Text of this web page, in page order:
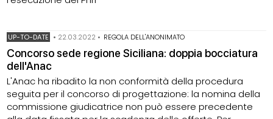
UP-TO-DATE • 22.03.2022 • REGOLA DELL'ANONIMATO
Concorso sede regione Siciliana: doppia bocciatura
dell'Anac
L'Anac ha ribadito la non conformità della procedura
seguita per il concorso di progettazione: la nomina della
commissione giudicatrice non può essere precedente